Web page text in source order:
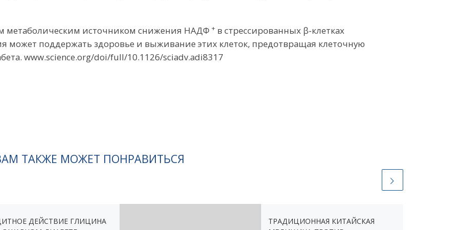
метаболическим источником снижения НАДФ + в стрессированных β-клетках
может поддержать здоровье и выживание этих клеток, предотвращая клеточную
www.science.org/doi/full/10.1126/sciadv.adi8317
ТАКЖЕ МОЖЕТ ПОНРАВИТЬСЯ
ДЕЙСТВИЕ ГЛИЦИНА
ТРАДИЦИОННАЯ КИТАЙСКАЯ